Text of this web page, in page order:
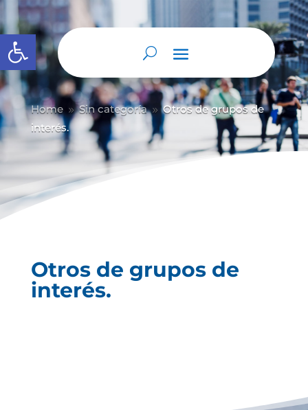
Abrir barra de herramientas
Home 9 Sin categoría 9 Otros de grupos de
interés.
Otros de grupos de
interés.